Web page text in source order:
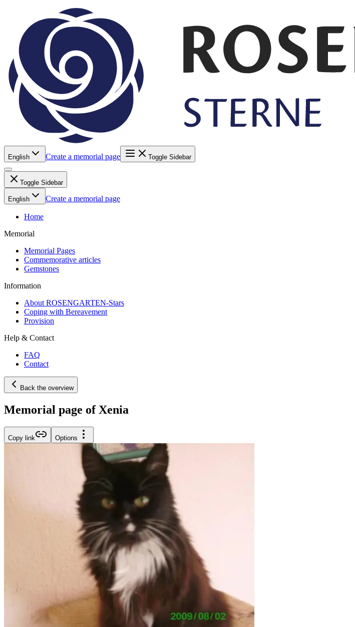
English Create a memorial page Toggle Sidebar
Toggle Sidebar
English Create a memorial page
Home
Memorial
Memorial Pages
Commemorative articles
Gemstones
Information
About ROSENGARTEN-Stars
Coping with Bereavement
Provision
Help & Contact
FAQ
Contact
Back the overview
Memorial page of Xenia
Copy link Options